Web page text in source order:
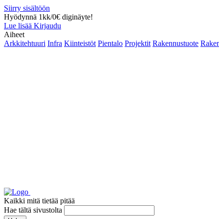
Siirry sisältöön
Hyödynnä 1kk/0€ diginäyte!
Lue lisää Kirjaudu
Aiheet
Arkkitehtuuri Infra Kiinteistöt Pientalo Projektit Rakennustuote
Kaikki mitä tietää pitää
Hae tältä sivustolta